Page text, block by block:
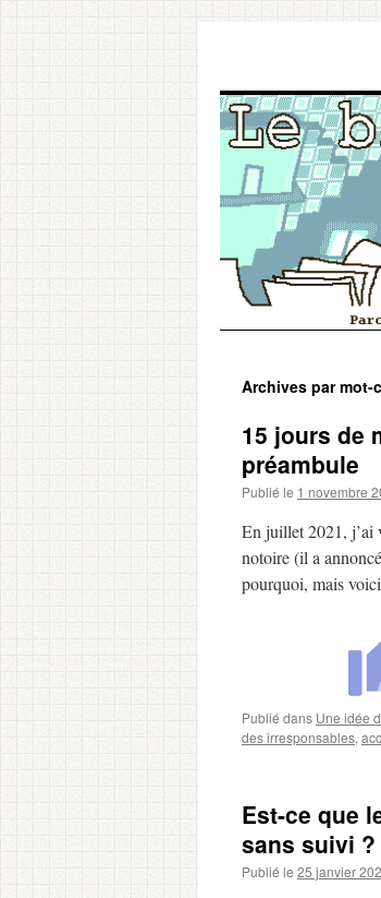
contenu
Archives par mot-
15 jours de
préambule
Publié le 1 novembre
En juillet 2021, j’ai
notoire (il a
pourquoi, mais
Publié dans Une idée
des irresponsables,
Est-ce que
sans suivi ?
Publié le 25 janvier